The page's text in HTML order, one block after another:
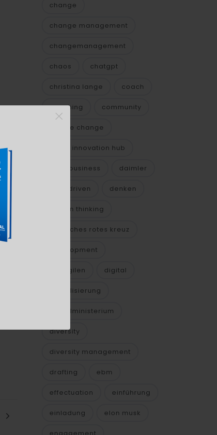
×
change
change management
changemanagement
chaos chatgpt
christina lange coach
coaching community
culture change
cyber innovation hub
daily business daimler
data driven denken
design thinking
deutsches rotes kreuz
development
die agilen digital
digitalisierung
digitalministerium
diversity
diversity management
drafting ebm
effectuation einführung
einladung elon musk